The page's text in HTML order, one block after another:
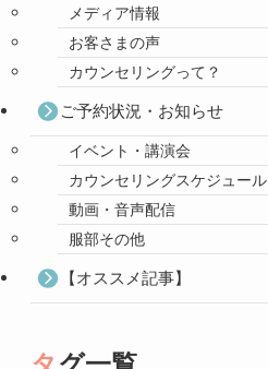
メディア情報
お客さまの声
カウンセリングって？
ご予約状況・お知らせ
イベント・講演会
カウンセリングスケジュール
動画・音声配信
服部その他
【オススメ記事】